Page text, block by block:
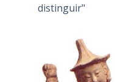
distinguir"